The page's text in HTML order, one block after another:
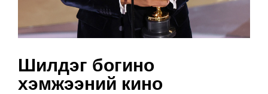
Шилдэг богино
хэмжээний кино